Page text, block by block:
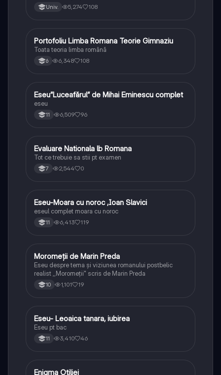
Univ. 5,274 108
Limba și literatura română
Portofoliu Limba Romana Teorie Gimnaziu
Toata teoria limba română
6 6,348 108
Limba și literatura română
Eseu”Luceafărul” de Mihai Eminescu complet
eseu
11 6,509 96
Limba și literatura română
Evaluare Nationala lb Romana
Tot ce trebuie sa stii pt examen
7 2,544 0
Limba și literatura română
Eseu-Moara cu noroc ,Ioan Slavici
eseul complet moara cu noroc
11 6,413 119
Limba și literatura română
Moromeții de Marin Preda
Eseu despre tema și viziunea romanului postbelic
realist ,,Moromeții" scris de Marin Preda
10 1,101 19
Limba și literatura română
Eseu- Leoaica tanara, iubirea
Eseu pt bac
11 3,410 46
Limba și literatura română
Enigma Otiliei